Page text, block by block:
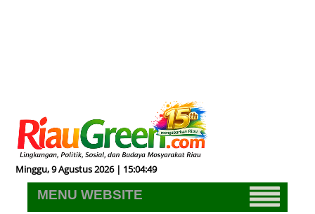
Minggu, 9 Agustus 2026 | 15:04:49
MENU WEBSITE